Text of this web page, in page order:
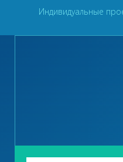
Индивидуальные